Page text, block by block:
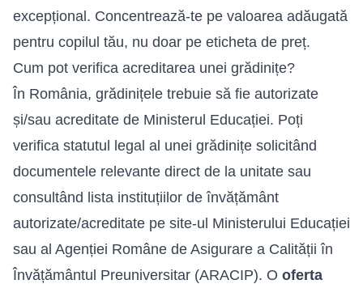
excepțional. Concentrează-te pe valoarea adăugată
pentru copilul tău, nu doar pe eticheta de preț.
Cum pot verifica acreditarea unei grădinițe?
În România, grădinițele trebuie să fie autorizate
și/sau acreditate de Ministerul Educației. Poți
verifica statutul legal al unei grădinițe solicitând
documentele relevante direct de la unitate sau
consultând lista instituțiilor de învățământ
autorizate/acreditate pe site-ul Ministerului Educației
sau al Agenției Române de Asigurare a Calității în
Învățământul Preuniversitar (ARACIP). O oferta